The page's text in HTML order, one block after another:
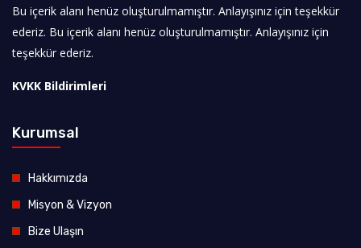
Bu içerik alanı henüz oluşturulmamıştır. Anlayışınız için teşekkür
ederiz. Bu içerik alanı henüz oluşturulmamıştır. Anlayışınız için
teşekkür ederiz.
KVKK Bildirimleri
Kurumsal
Hakkımızda
Misyon & Vizyon
Bize Ulaşın